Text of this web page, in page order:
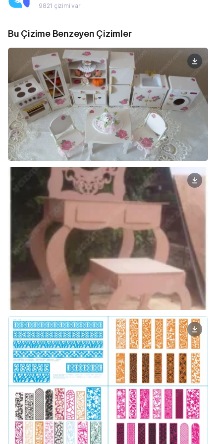
9821 çizimi var
Bu Çizime Benzeyen Çizimler